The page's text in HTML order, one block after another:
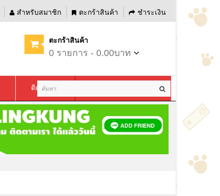
สำหรับสมาชิก ตะกร้าสินค้า ชำระเงิน
ตะกร้าสินค้า
0 รายการ - 0.00บาท
ติดต่อเรา